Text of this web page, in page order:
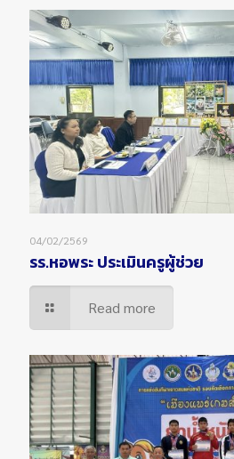
04/02/2569
รร.หอพระ ประเมินครูผู้ช่วย
Read more